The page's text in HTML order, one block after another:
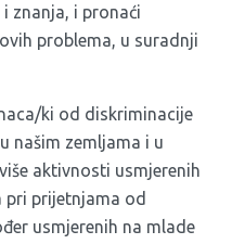
znanja, i pronaći
problema, u suradnji
ki od diskriminacije
našim zemljama i u
aktivnosti usmjerenih
pri prijetnjama od
usmjerenih na mlade